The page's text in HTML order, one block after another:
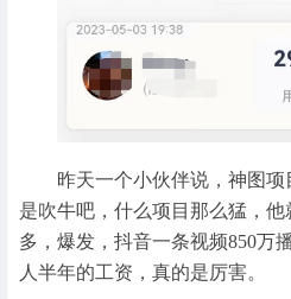
昨天一个小伙伴说，神图项
是吹牛吧，什么项目那么猛，他
多，爆发，抖音一条视频850万
人半年的工资，真的是厉害。